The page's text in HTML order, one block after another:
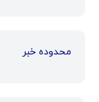
محدوده خبر